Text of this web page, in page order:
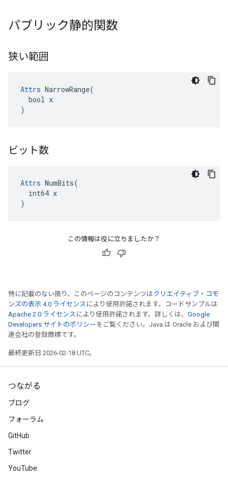
パブリック静的関数
狭い範囲
Attrs NarrowRange(
  bool x
)
ビット数
Attrs NumBits(
  int64 x
)
この情報は役に立ちましたか？
特に記載のない限り、このページのコンテンツはクリエイティブ・コモ
ンズの表示 4.0 ライセンス により使用許諾されます。コードサンプルは
Apache 2.0 ライセンス により使用許諾されます。詳しくは、 Google
Developers サイトのポリシー をご覧ください。Java は Oracle および関
連会社の登録商標です。
最終更新日 2026-02-18 UTC。
つながる
ブログ
フォーラム
GitHub
Twitter
YouTube